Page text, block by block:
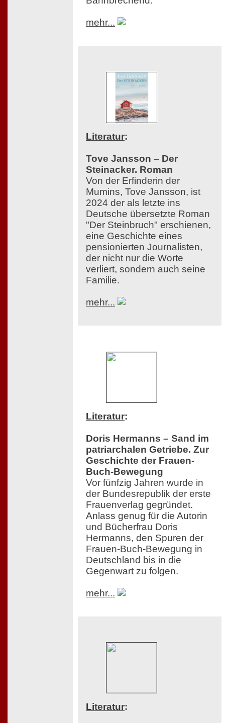
mehr...
Literatur:
Tove Jansson – Der
Steinacker. Roman
Von der Erfinderin der
Mumins, Tove Jansson, ist
2024 der als letzte ins
Deutsche übersetzte Roman
"Der Steinbruch" erschienen,
eine Geschichte eines
pensionierten Journalisten,
der nicht nur die Worte
verliert, sondern auch seine
Familie.
mehr...
Literatur:
Doris Hermanns – Sand im
patriarchalen Getriebe. Zur
Geschichte der Frauen-
Buch-Bewegung
Vor fünfzig Jahren wurde in
der Bundesrepublik der erste
Frauenverlag gegründet.
Anlass genug für die Autorin
und Bücherfrau Doris
Hermanns, den Spuren der
Frauen-Buch-Bewegung in
Deutschland bis in die
Gegenwart zu folgen.
mehr...
Literatur: